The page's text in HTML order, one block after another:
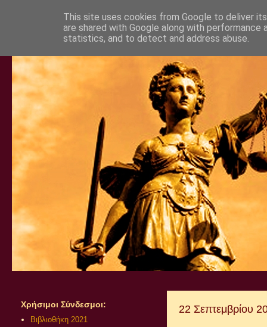
22 Σεπτεμβρίου
Χρήσιμοι Σύνδεσμοι:
Βιβλιοθήκη 2021
This site uses cookies from Google to deliver
are shared with Google along with
statistics, and to detect and address abuse.